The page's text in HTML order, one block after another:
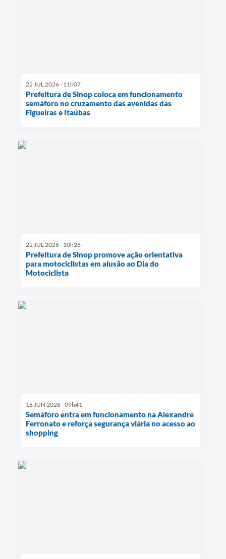
22 JUL 2026 - 11h07
Prefeitura de Sinop coloca em funcionamento
semáforo no cruzamento das avenidas das
Figueiras e Itaúbas
22 JUL 2026 - 10h26
Prefeitura de Sinop promove ação orientativa
para motociclistas em alusão ao Dia do
Motociclista
16 JUN 2026 - 09h41
Semáforo entra em funcionamento na Alexandre
Ferronato e reforça segurança viária no acesso ao
shopping